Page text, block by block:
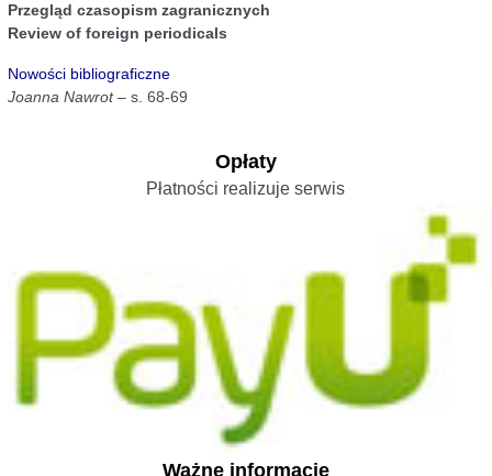
Przegląd czasopism zagranicznych
Review of foreign periodicals
Nowości bibliograficzne
Joanna Nawrot– s. 68-69
Opłaty
Płatności realizuje serwis
Ważne informacje